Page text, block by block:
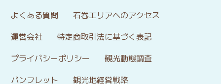
よくある質問
石巻エリアへのアクセス
運営会社
特定商取引法に基づく表記
プライバシーポリシー
観光動態調査
パンフレット
観光地経営戦略